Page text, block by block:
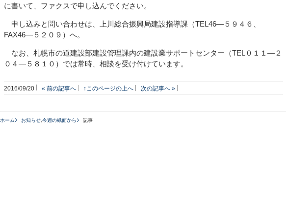
に書いて、ファクスで申し込んでください。
申し込みと問い合わせは、上川総合振興局建設指導課（TEL46―５９４６、
FAX46―５２０９）へ。
なお、札幌市の道建設部建設管理課内の建設業サポートセンター（TEL０１１―２
０４―５８１０）では常時、相談を受け付けています。
2016/09/20 « 前の記事へ ↑このページの上へ 次の記事へ »
ホーム お知らせ 今週の紙面から 記事